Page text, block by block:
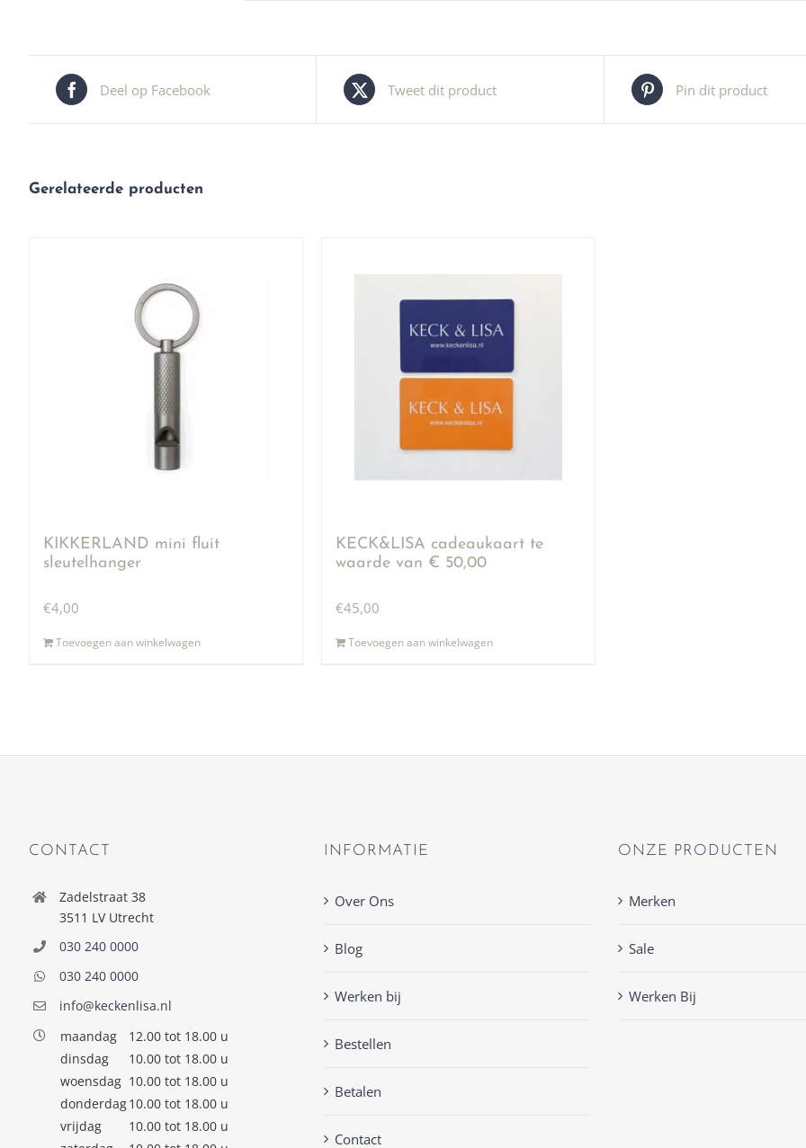
Deel op Facebook Tweet dit product Pin dit product
Gerelateerde producten
KIKKERLAND mini fluit
sleutelhanger
€4,00
Toevoegen aan winkelwagen
KECK&LISA cadeaukaart te
waarde van € 50,00
€45,00
Toevoegen aan winkelwagen
CONTACT
Zadelstraat 38
3511 LV Utrecht
030 240 0000
030 240 0000
info@keckenlisa.nl
maandag
12.00 tot 18.00 u
dinsdag
10.00 tot 18.00 u
woensdag 10.00 tot 18.00 u
donderdag10.00 tot 18.00 u
vrijdag
10.00 tot 18.00 u
INFORMATIE
Over Ons
Blog
Werken bij
Bestellen
Betalen
Contact
ONZE PRODUCTEN
Merken
Sale
Werken Bij